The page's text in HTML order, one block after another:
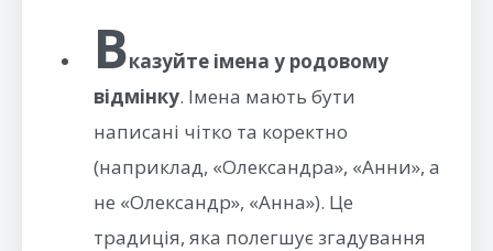
Вказуйте імена у родовому
відмінку. Імена мають бути
написані чітко та коректно
(наприклад, «Олександра», «Анни», а
не «Олександр», «Анна»). Це
традиція, яка полегшує згадування